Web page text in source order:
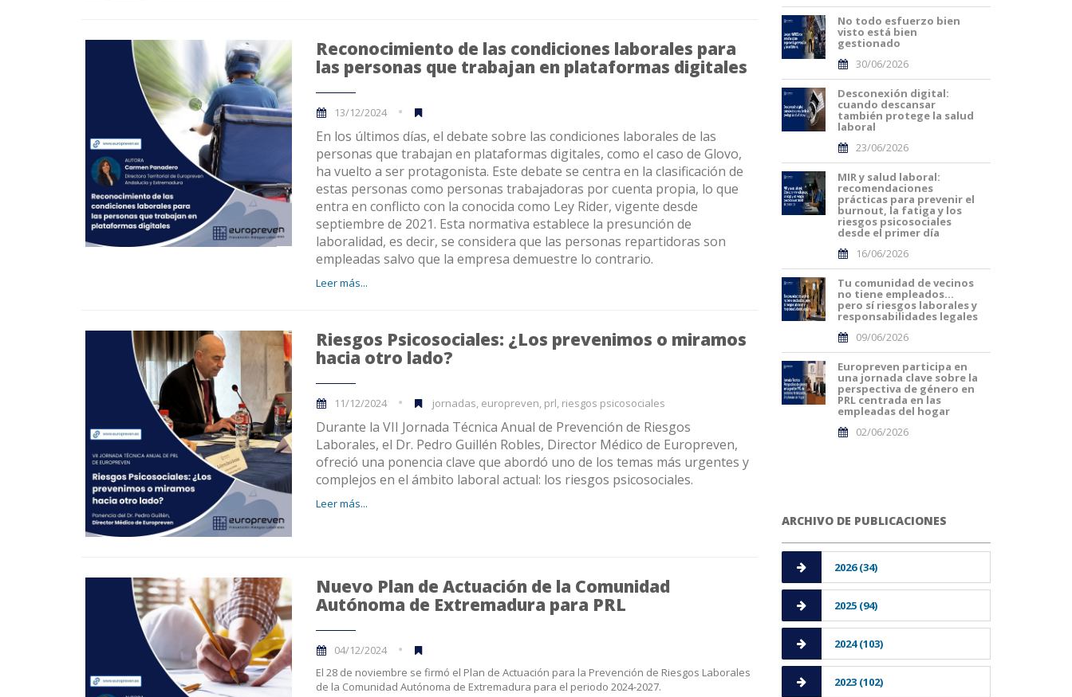
Reconocimiento de las condiciones laborales para
las personas que trabajan en plataformas digitales
13/12/2024
En los últimos días, el debate sobre las condiciones laborales de las
personas que trabajan en plataformas digitales, como el caso de Glovo,
ha vuelto a ser protagonista. Este debate se centra en la clasificación de
estas personas como personas trabajadoras por cuenta propia, lo que
entra en conflicto con la conocida como Ley Rider, vigente desde
septiembre de 2021. Esta normativa establece la presunción de
laboralidad, es decir, se considera que las personas repartidoras son
empleadas salvo que la empresa demuestre lo contrario.
Leer más...
Riesgos Psicosociales: ¿Los prevenimos o miramos
hacia otro lado?
11/12/2024 jornadas, europreven, prl, riesgos psicosociales
Durante la VII Jornada Técnica Anual de Prevención de Riesgos
Laborales, el Dr. Pedro Guillén Robles, Director Médico de Europreven,
ofreció una ponencia clave que abordó uno de los temas más urgentes y
complejos en el ámbito laboral actual: los riesgos psicosociales.
Leer más...
Nuevo Plan de Actuación de la Comunidad
Autónoma de Extremadura para PRL
04/12/2024
El 28 de noviembre se firmó el Plan de Actuación para la Prevención de Riesgos Laborales
de la Comunidad Autónoma de Extremadura para el periodo 2024-2027.
No todo esfuerzo bien
visto está bien
gestionado
30/06/2026
Desconexión digital:
cuando descansar
también protege la salud
laboral
23/06/2026
MIR y salud laboral:
recomendaciones
prácticas para prevenir el
burnout, la fatiga y los
riesgos psicosociales
desde el primer día
16/06/2026
Tu comunidad de vecinos
no tiene empleados…
pero sí riesgos laborales y
responsabilidades legales
09/06/2026
Europreven participa en
una jornada clave sobre la
perspectiva de género en
PRL centrada en las
empleadas del hogar
02/06/2026
ARCHIVO DE PUBLICACIONES
2026 (34)
2025 (94)
2024 (103)
2023 (102)